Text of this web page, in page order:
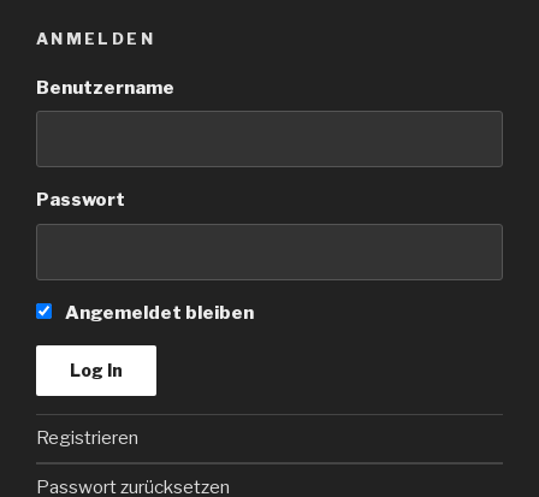
ANMELDEN
Benutzername
Passwort
Angemeldet bleiben
Registrieren
Passwort zurücksetzen